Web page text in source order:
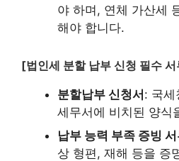
야 하며, 연체 가산세
해야 합니다.
[법인세 분할 납부 신청 필수
분할납부 신청서: 국세
세무서에 비치된 양식
납부 능력 부족 증빙
상 형편, 재해 등을 증